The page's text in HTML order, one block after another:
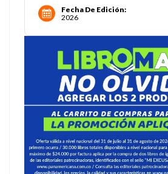
Fecha De Edición:
2026